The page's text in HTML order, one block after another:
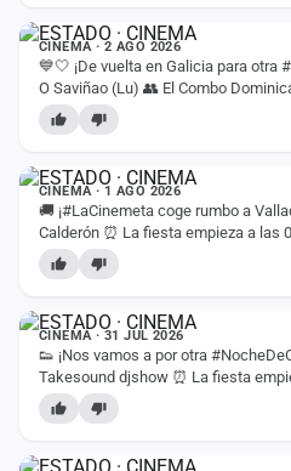
CINEMA · 2 AGO 2026
💙🤍 ¡De vuelta en Galicia para otra
O Saviñao (Lu) 👥 El Combo
CINEMA · 1 AGO 2026
🚚 ¡#LaCinemeta coge rumbo a
Calderón ⏰ La fiesta empieza a las
CINEMA · 31 JUL 2026
👟 ¡Nos vamos a por otra
Takesound djshow ⏰ La fiesta